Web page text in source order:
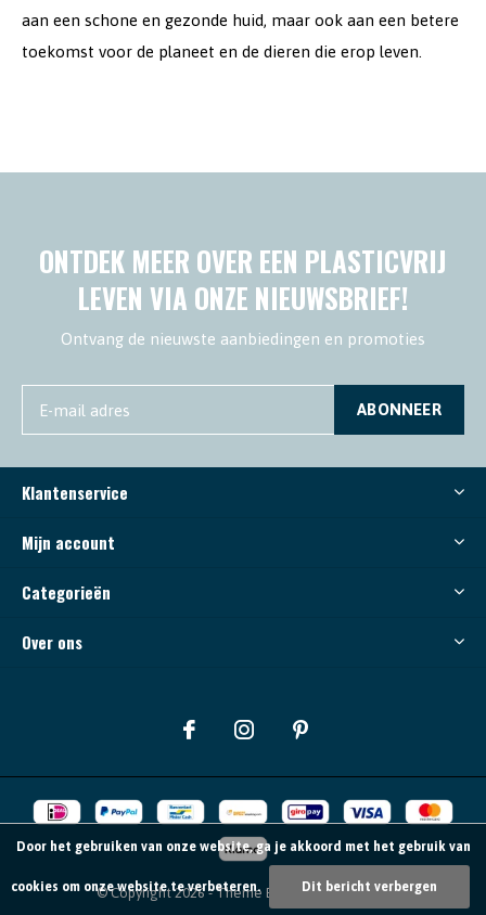
aan een schone en gezonde huid, maar ook aan een betere
toekomst voor de planeet en de dieren die erop leven.
ONTDEK MEER OVER EEN PLASTICVRIJ
LEVEN VIA ONZE NIEUWSBRIEF!
Ontvang de nieuwste aanbiedingen en promoties
ABONNEER
Klantenservice
Mijn account
Categorieën
Over ons
© Copyright2026- Theme By DMWS -RSS-feed
Door het gebruiken van onze website, ga je akkoord met het gebruik van
cookies om onze website te verbeteren. Dit bericht verbergen